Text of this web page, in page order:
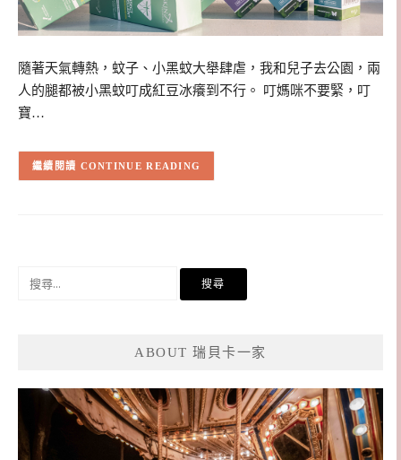
隨著天氣轉熱，蚊子、小黑蚊大舉肆虐，我和兒子去公園，兩
人的腿都被小黑蚊叮成紅豆冰癢到不行。 叮媽咪不要緊，叮
寶…
CONTINUE READING
ABOUT 瑞貝卡一家